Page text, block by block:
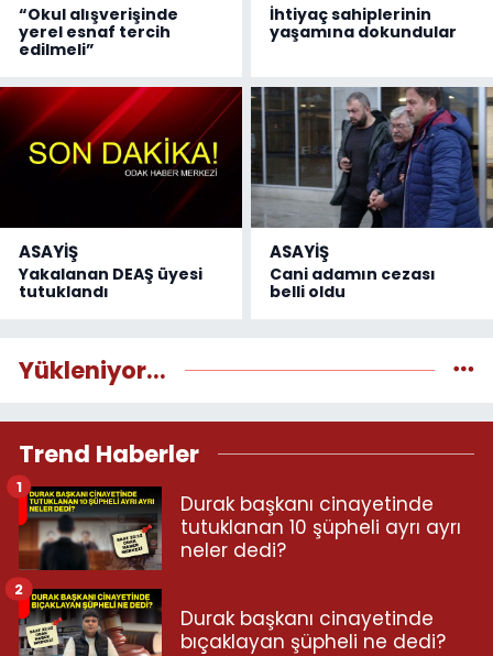
“Okul alışverişinde
yerel esnaf tercih
edilmeli”
İhtiyaç sahiplerinin
yaşamına dokundular
ASAYİŞ
Yakalanan DEAŞ üyesi
tutuklandı
ASAYİŞ
Cani adamın cezası
belli oldu
Yükleniyor...
Trend Haberler
Durak başkanı cinayetinde
tutuklanan 10 şüpheli ayrı ayrı
neler dedi?
1
Durak başkanı cinayetinde
bıçaklayan şüpheli ne dedi?
2